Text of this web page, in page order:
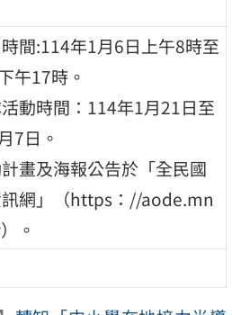
間:114年1月6日上午8時至
午17時。
動時間：114年1月21日至
7日。
畫及海報公告於「全民國
網」（https：//aode.mn
。